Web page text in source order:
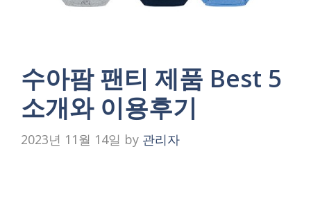
수아팜 팬티 제품 Best 5
소개와 이용후기
2023년 11월 14일 by 관리자